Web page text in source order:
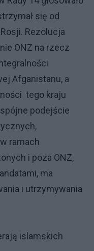
się od
Rezolucja
ONZ na rzecz
Afganistanu, a
tego kraju
podejście
ramach
i poza ONZ,
ma
i utrzymywania
islamskich